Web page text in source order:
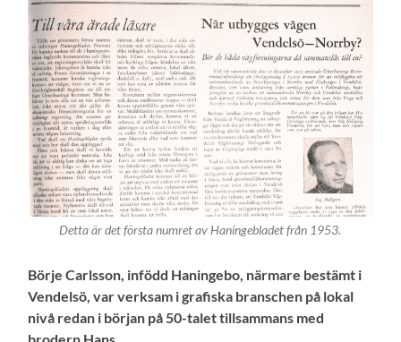
Detta är det första numret av Haningebladet från 1953.
Börje Carlsson, infödd Haningebo, närmare bestämt i
Vendelsö, var verksam i grafiska branschen på lokal
nivå redan i början på 50-talet tillsammans med